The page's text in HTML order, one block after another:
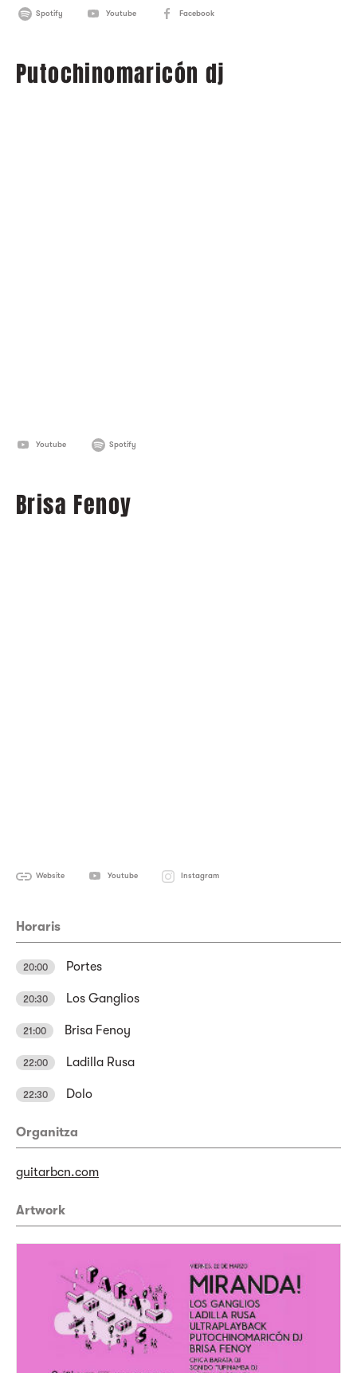
Spotify Youtube Facebook
Putochinomaricón dj
Youtube Spotify
Brisa Fenoy
Website Youtube Instagram
Horaris
20:00 Portes
20:30 Los Ganglios
21:00 Brisa Fenoy
22:00 Ladilla Rusa
22:30 Dolo
Organitza
guitarbcn.com
Artwork